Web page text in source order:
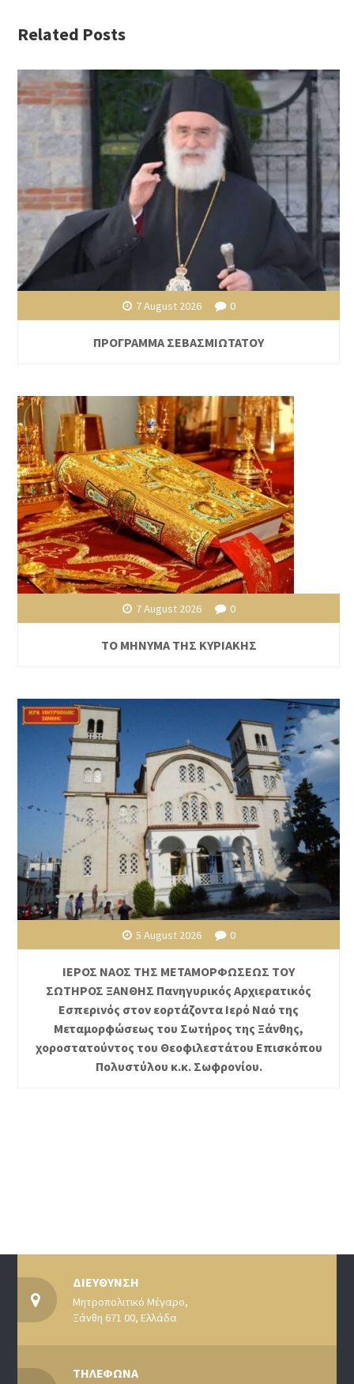
Related Posts
7 August 2026 0
ΠΡΟΓΡΑΜΜΑ ΣΕΒΑΣΜΙΩΤΑΤΟΥ
7 August 2026 0
ΤΟ ΜΗΝΥΜΑ ΤΗΣ ΚΥΡΙΑΚΗΣ
5 August 2026 0
ΙΕΡΟΣ ΝΑΟΣ ΤΗΣ ΜΕΤΑΜΟΡΦΩΣΕΩΣ ΤΟΥ
ΣΩΤΗΡΟΣ ΞΑΝΘΗΣ Πανηγυρικός Αρχιερατικός
Εσπερινός στον εορτάζοντα Ιερό Ναό της
Μεταμορφώσεως του Σωτήρος της Ξάνθης,
χοροστατούντος του Θεοφιλεστάτου Επισκόπου
Πολυστύλου κ.κ. Σωφρονίου.
ΔΙΕΥΘΥΝΣΗ
Μητροπολιτικό Μέγαρο,
Ξάνθη 671 00, Ελλάδα
ΤΗΛΕΦΩΝΑ